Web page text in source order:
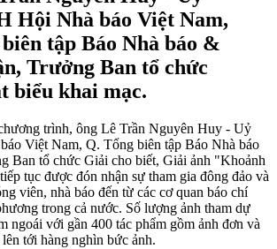
Hội Nhà báo Việt Nam,
tập Báo Nhà báo &
Trưởng Ban tổ chức
biểu khai mạc.
trình, ông Lê Trần Nguyên Huy - Uỷ
Việt Nam, Q. Tổng biên tập Báo Nhà báo
Ban tổ chức Giải cho biết, Giải ảnh "Khoảnh
tục được đón nhận sự tham gia đông đảo và
viên, nhà báo đến từ các cơ quan báo chí
trong cả nước. Số lượng ảnh tham dự
ngoái với gần 400 tác phẩm gồm ảnh đơn và
tới hàng nghìn bức ảnh.